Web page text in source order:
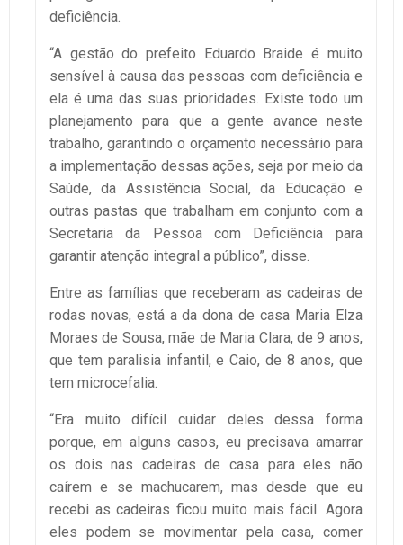
deficiência.
“A gestão do prefeito Eduardo Braide é muito
sensível à causa das pessoas com deficiência e
ela é uma das suas prioridades. Existe todo um
planejamento para que a gente avance neste
trabalho, garantindo o orçamento necessário para
a implementação dessas ações, seja por meio da
Saúde, da Assistência Social, da Educação e
outras pastas que trabalham em conjunto com a
Secretaria da Pessoa com Deficiência para
garantir atenção integral a público”, disse.
Entre as famílias que receberam as cadeiras de
rodas novas, está a da dona de casa Maria Elza
Moraes de Sousa, mãe de Maria Clara, de 9 anos,
que tem paralisia infantil, e Caio, de 8 anos, que
tem microcefalia.
“Era muito difícil cuidar deles dessa forma
porque, em alguns casos, eu precisava amarrar
os dois nas cadeiras de casa para eles não
caírem e se machucarem, mas desde que eu
recebi as cadeiras ficou muito mais fácil. Agora
eles podem se movimentar pela casa, comer